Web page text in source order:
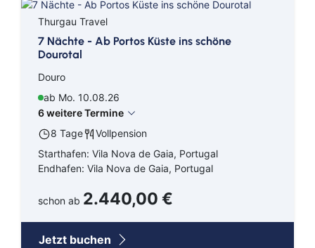
Thurgau Travel
7 Nächte - Ab Portos Küste ins schöne
Dourotal
Douro
ab Mo. 10.08.26
6 weitere Termine
8 Tage
Vollpension
Starthafen: Vila Nova de Gaia, Portugal
Endhafen: Vila Nova de Gaia, Portugal
schon ab 2.440,00 €
Jetzt buchen